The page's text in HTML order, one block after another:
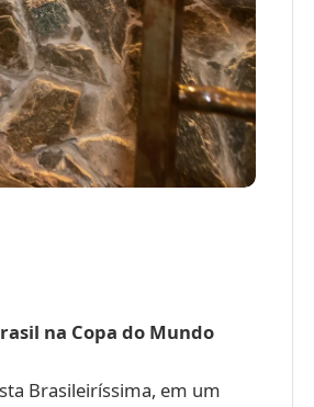
na Copa do Mundo
Brasileiríssima, em um